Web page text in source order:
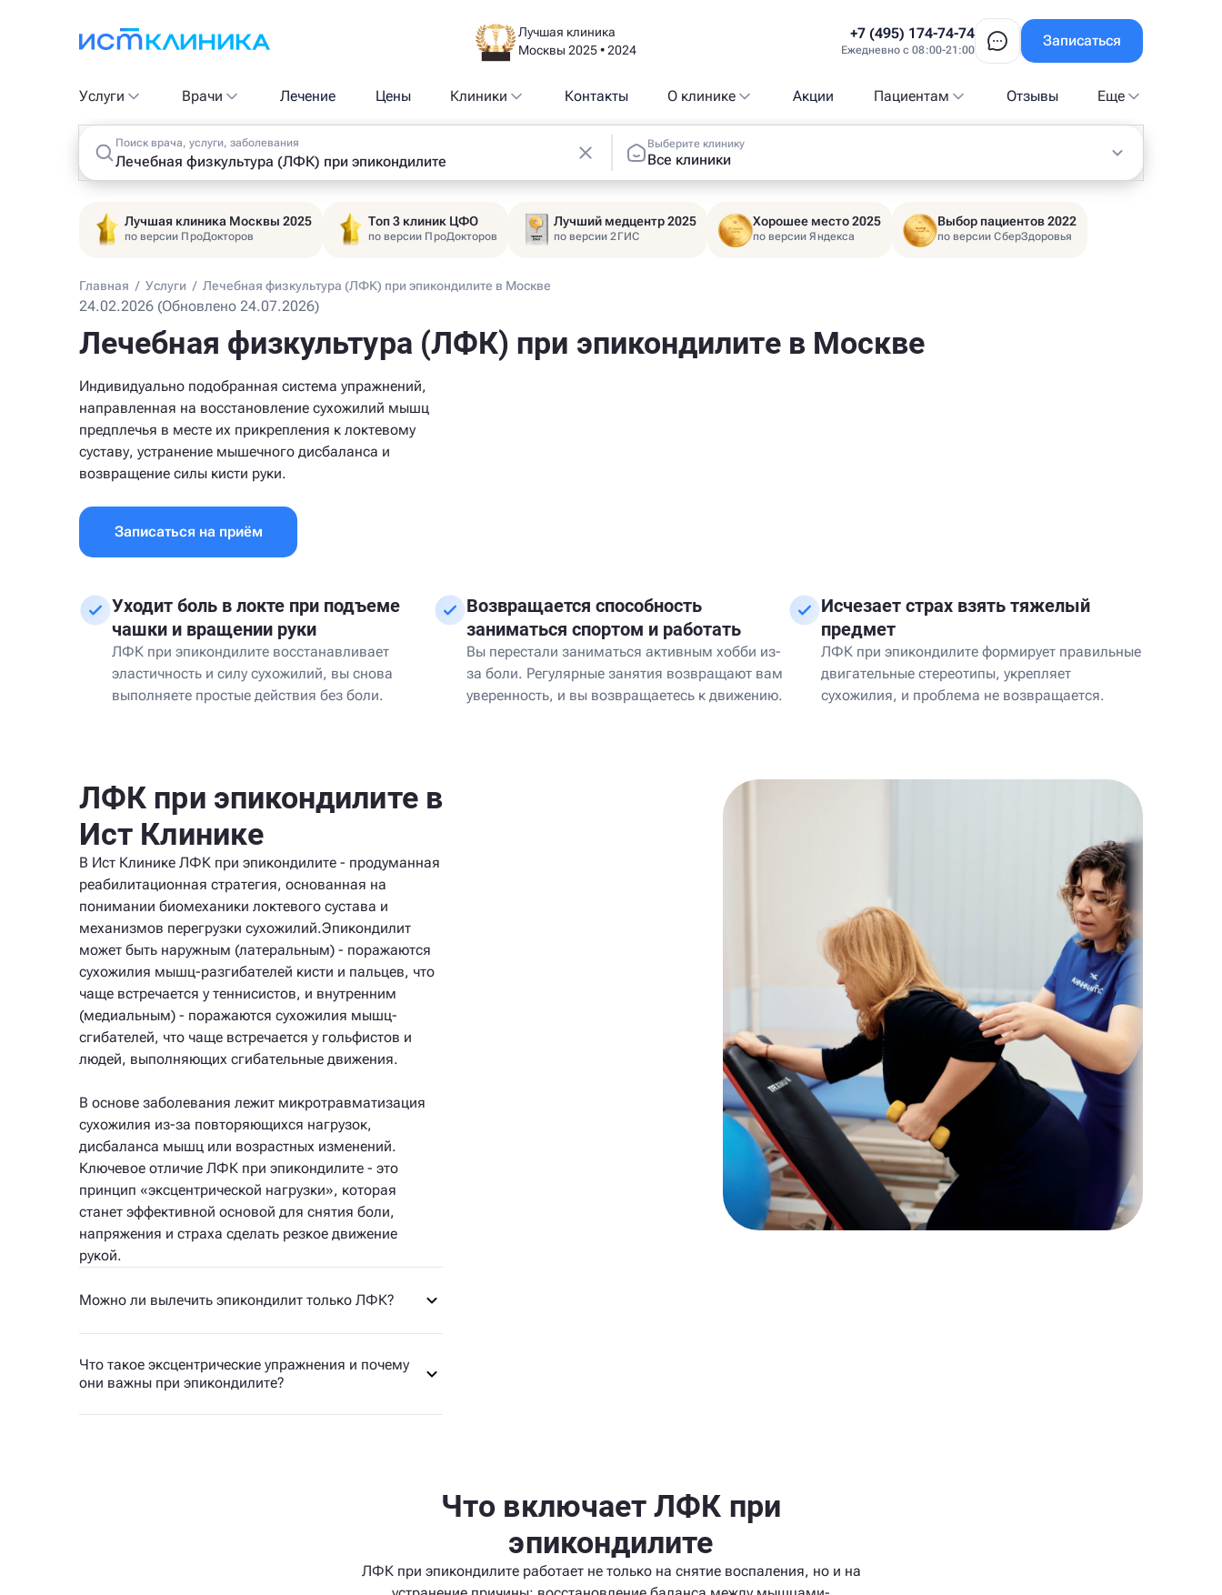
Лучшая клиника
Москвы 2025 • 2024
+7 (495) 174-74-74
Ежедневно с 08:00-21:00
Записаться
Услуги Врачи Лечение Цены Клиники Контакты О клинике Акции Пациентам Отзывы Еще
Поиск врача, услуги, заболевания Выберите клинику
Все клиники
Лучшая клиника Москвы 2025
по версии ПроДокторов
Топ 3 клиник ЦФО
по версии ПроДокторов
Лучший медцентр 2025
по версии 2ГИС
Хорошее место 2025
по версии Яндекса
Выбор пациентов 2022
по версии СберЗдоровья
Главная / Услуги / Лечебная физкультура (ЛФК) при эпикондилите в Москве
24.02.2026 (Обновлено 24.07.2026)
Лечебная физкультура (ЛФК) при эпикондилите в Москве
Индивидуально подобранная система упражнений,
направленная на восстановление сухожилий мышц
предплечья в месте их прикрепления к локтевому
суставу, устранение мышечного дисбаланса и
возвращение силы кисти руки.
Записаться на приём
Уходит боль в локте при подъеме
чашки и вращении руки
ЛФК при эпикондилите восстанавливает
эластичность и силу сухожилий, вы снова
выполняете простые действия без боли.
Возвращается способность
заниматься спортом и работать
Вы перестали заниматься активным хобби из-
за боли. Регулярные занятия возвращают вам
уверенность, и вы возвращаетесь к движению.
Исчезает страх взять тяжелый
предмет
ЛФК при эпикондилите формирует правильные
двигательные стереотипы, укрепляет
сухожилия, и проблема не возвращается.
ЛФК при эпикондилите в
Ист Клинике
В Ист Клинике ЛФК при эпикондилите - продуманная
реабилитационная стратегия, основанная на
понимании биомеханики локтевого сустава и
механизмов перегрузки сухожилий.Эпикондилит
может быть наружным (латеральным) - поражаются
сухожилия мышц-разгибателей кисти и пальцев, что
чаще встречается у теннисистов, и внутренним
(медиальным) - поражаются сухожилия мышц-
сгибателей, что чаще встречается у гольфистов и
людей, выполняющих сгибательные движения.
В основе заболевания лежит микротравматизация
сухожилия из-за повторяющихся нагрузок,
дисбаланса мышц или возрастных изменений.
Ключевое отличие ЛФК при эпикондилите - это
принцип «эксцентрической нагрузки», которая
станет эффективной основой для снятия боли,
напряжения и страха сделать резкое движение
рукой.
Можно ли вылечить эпикондилит только ЛФК?
Что такое эксцентрические упражнения и почему
они важны при эпикондилите?
Что включает ЛФК при
эпикондилите
ЛФК при эпикондилите работает не только на снятие воспаления, но и на